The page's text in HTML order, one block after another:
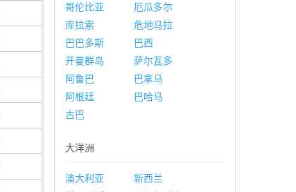
哥伦比亚
厄瓜多尔
库拉索
危地马拉
巴巴多斯
巴西
开曼群岛
萨尔瓦多
阿鲁巴
巴拿马
阿根廷
巴哈马
古巴
大洋洲
澳大利亚
新西兰